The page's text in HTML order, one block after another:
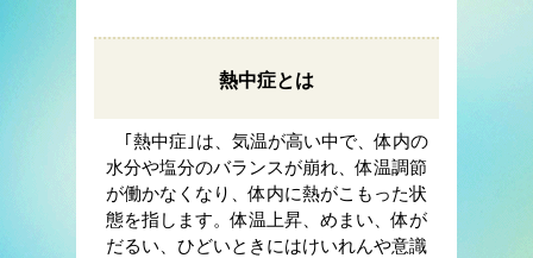
熱中症とは
｢熱中症｣は、気温が高い中で、体内の
水分や塩分のバランスが崩れ、体温調節
が働かなくなり、体内に熱がこもった状
態を指します。体温上昇、めまい、体が
だるい、ひどいときにはけいれんや意識